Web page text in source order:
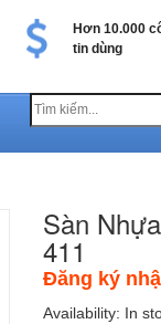
Hơn 10.000
tin dùng
Sàn
411
Đăng ký
Availability: In